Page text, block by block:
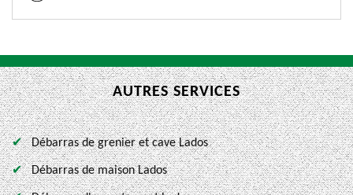
AUTRES SERVICES
Débarras de grenier et cave Lados
Débarras de maison Lados